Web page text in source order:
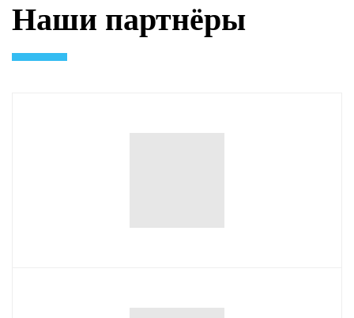
Наши партнёры